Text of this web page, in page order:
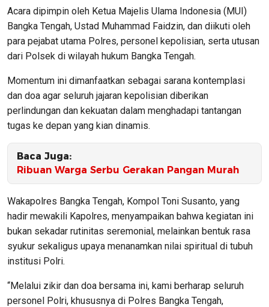
Acara dipimpin oleh Ketua Majelis Ulama Indonesia (MUI)
Bangka Tengah, Ustad Muhammad Faidzin, dan diikuti oleh
para pejabat utama Polres, personel kepolisian, serta utusan
dari Polsek di wilayah hukum Bangka Tengah.
Momentum ini dimanfaatkan sebagai sarana kontemplasi
dan doa agar seluruh jajaran kepolisian diberikan
perlindungan dan kekuatan dalam menghadapi tantangan
tugas ke depan yang kian dinamis.
Baca Juga:
Ribuan Warga Serbu Gerakan Pangan Murah
Wakapolres Bangka Tengah, Kompol Toni Susanto, yang
hadir mewakili Kapolres, menyampaikan bahwa kegiatan ini
bukan sekadar rutinitas seremonial, melainkan bentuk rasa
syukur sekaligus upaya menanamkan nilai spiritual di tubuh
institusi Polri.
“Melalui zikir dan doa bersama ini, kami berharap seluruh
personel Polri, khususnya di Polres Bangka Tengah,